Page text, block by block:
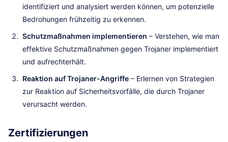
identifiziert und analysiert werden können, um potenzielle
Bedrohungen frühzeitig zu erkennen.
Schutzmaßnahmen implementieren – Verstehen, wie man
effektive Schutzmaßnahmen gegen Trojaner implementiert
und aufrechterhält.
Reaktion auf Trojaner-Angriffe – Erlernen von Strategien
zur Reaktion auf Sicherheitsvorfälle, die durch Trojaner
verursacht werden.
Zertifizierungen